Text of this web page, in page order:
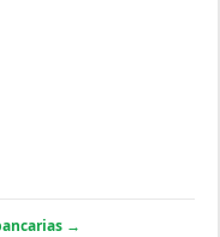
→